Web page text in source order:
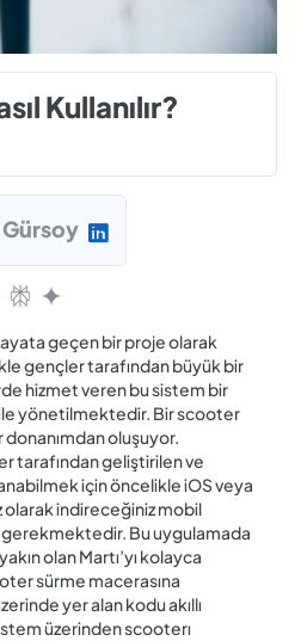
Kullanılır?
geçen bir proje olarak
gençler tarafından büyük bir
hizmet veren bu sistem bir
yönetilmektedir. Bir scooter
oluşuyor.
tarafından geliştirilen ve
için öncelikle iOS veya
indireceğiniz mobil
gerekmektedir. Bu uygulamada
olan Martı’yı kolayca
sürme macerasına
yer alan kodu akıllı
üzerinden scooterı